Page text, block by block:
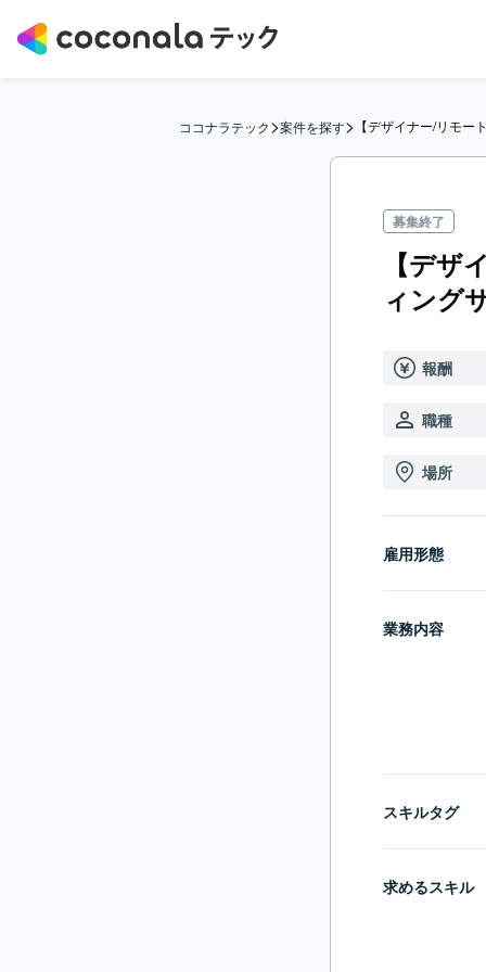
ココナラテック>案件を探す> 【デザイナー/リモ
募集終了
【デザ
ィング
報酬
職種
場所
雇用形態
業務内容
スキルタグ
求めるスキル